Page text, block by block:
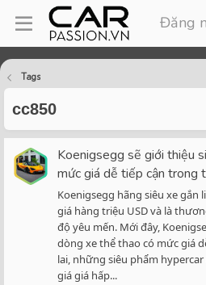
Đăng
Tags
cc850
Koenigsegg sẽ giới thiệu
mức giá dễ tiếp cận trong
Koenigsegg hãng siêu xe
giá hàng triệu USD và là
độ yêu mến. Mới đây,
dòng xe thể thao có mức giá
lai, những siêu phẩm
giá giá hấp...